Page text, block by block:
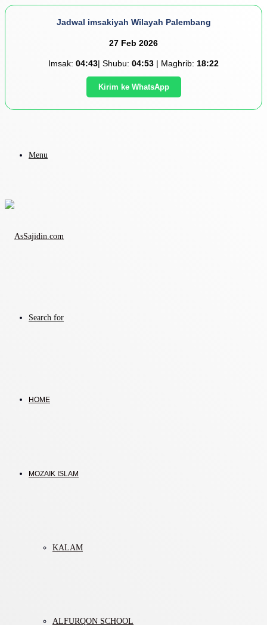
Jadwal imsakiyah Wilayah Palembang
27 Feb 2026
Imsak: 04:43| Shubu: 04:53 | Maghrib: 18:22
Kirim ke WhatsApp
Menu
Search for
HOME
MOZAIK ISLAM
KALAM
ALFURQON SCHOOL